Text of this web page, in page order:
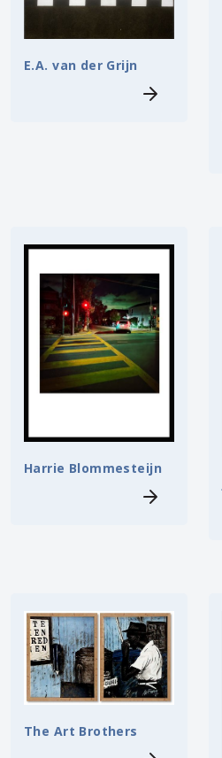
E.A. van der Grijn
Harrie Blommesteijn
The Art Brothers